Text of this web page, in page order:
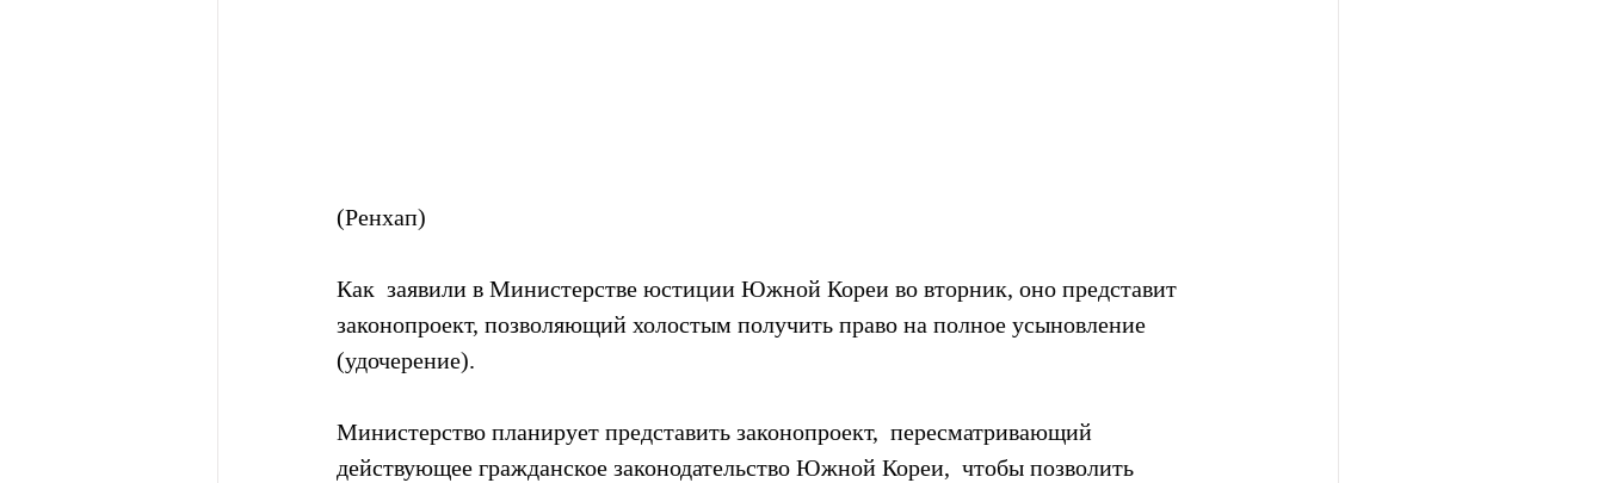
(Ренхап)
Как  заявили в Министерстве юстиции Южной Кореи во вторник, оно представит
законопроект, позволяющий холостым получить право на полное усыновление
(удочерение).
Министерство планирует представить законопроект,  пересматривающий
действующее гражданское законодательство Южной Кореи,  чтобы позволить